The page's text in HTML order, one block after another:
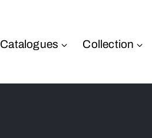
Catalogues Collection